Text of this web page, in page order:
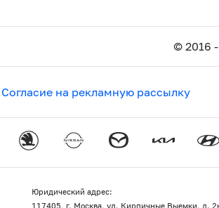
© 2016
Согласие на рекламную рассылку
Юридический адрес:
117405, г. Москва, ул. Кирпичные Выемки, д.